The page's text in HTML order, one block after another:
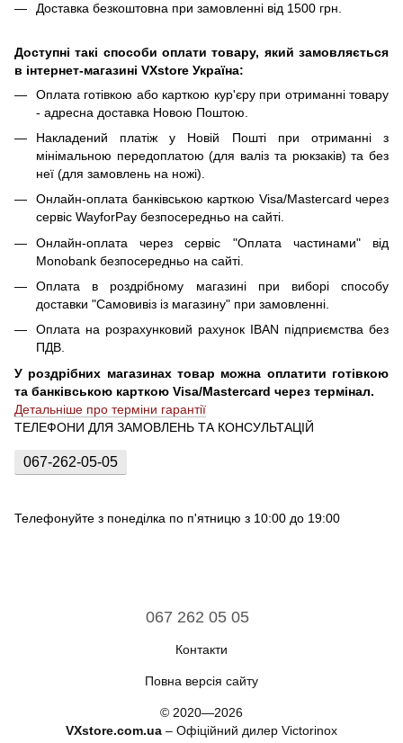
Доставка безкоштовна при замовленні від 1500 грн.
Доступні такі способи оплати товару, який замовляється
в інтернет-магазині VXstore Україна:
Оплата готівкою або карткою кур'єру при отриманні товару
- адресна доставка Новою Поштою.
Накладений платіж у Новій Пошті при отриманні з
мінімальною передоплатою (для валіз та рюкзаків) та без
неї (для замовлень на ножі).
Онлайн-оплата банківською карткою Visa/Mastercard через
сервіс WayforPay безпосередньо на сайті.
Онлайн-оплата через сервіс "Оплата частинами" від
Monobank безпосередньо на сайті.
Оплата в роздрібному магазині при виборі способу
доставки "Самовивіз із магазину" при замовленні.
Оплата на розрахунковий рахунок IBAN підприємства без
ПДВ.
У роздрібних магазинах товар можна оплатити готівкою
та банківською карткою Visa/Mastercard через термінал.
Детальніше про терміни гарантії
ТЕЛЕФОНИ ДЛЯ ЗАМОВЛЕНЬ ТА КОНСУЛЬТАЦІЙ
067-262-05-05
Телефонуйте з понеділка по п'ятницю з 10:00 до 19:00
067 262 05 05
Контакти
Повна версія сайту
© 2020—2026
VXstore.com.ua – Офіційний дилер Victorinox